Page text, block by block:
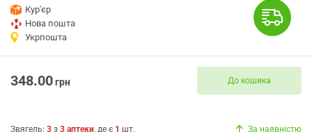
Кур'єр
Нова пошта
Укрпошта
348.00грн До кошика
Звягель: 3 з 3 аптеки, де є 1 шт. За наявністю